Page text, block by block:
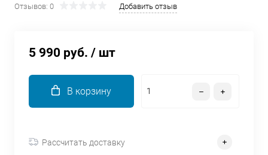
Отзывов: 0 Добавить отзыв
5 990 руб. / шт
В корзину
Рассчитать доставку
об оплате Плайтом
Остались вопросы?
8 800 302-02-51
plait.ru